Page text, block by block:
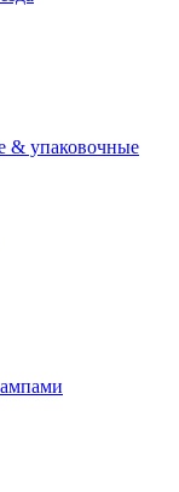
& упаковочные